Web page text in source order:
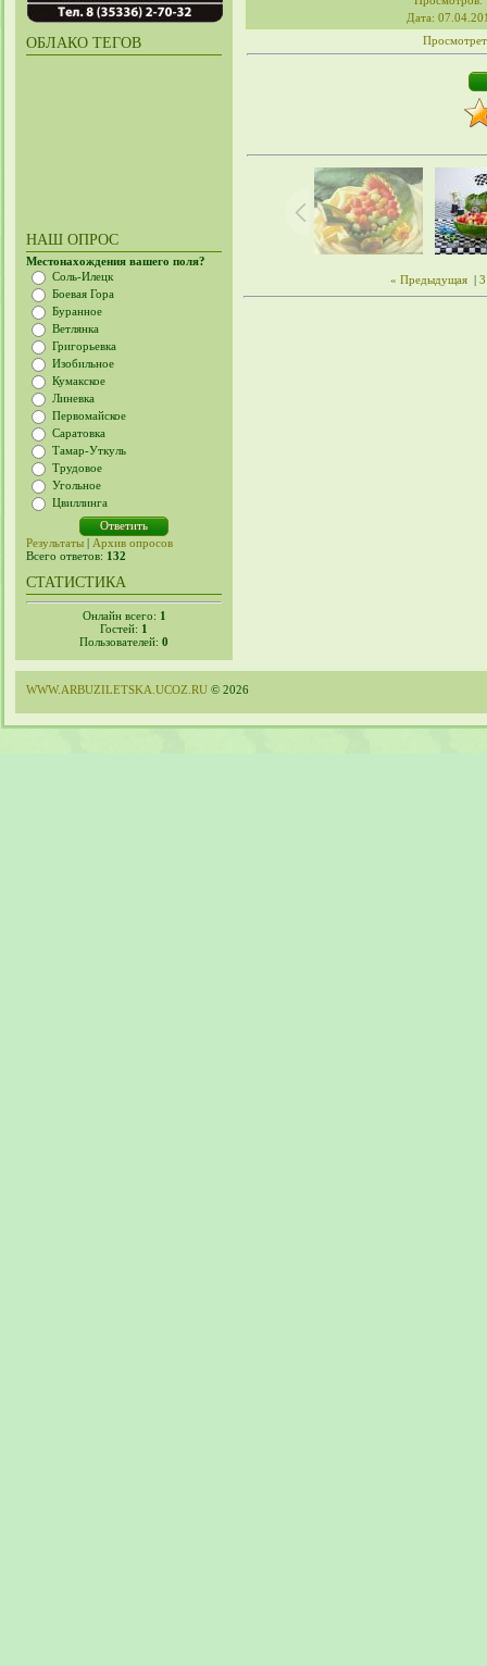
ОБЛАКО ТЕГОВ
НАШ ОПРОС
Местонахождения вашего поля?
Соль-Илецк
Боевая Гора
Буранное
Ветлянка
Григорьевка
Изобильное
Кумакское
Линевка
Первомайское
Саратовка
Тамар-Уткуль
Трудовое
Угольное
Цвиллинга
Результаты | Архив опросов
Всего ответов: 132
СТАТИСТИКА
Онлайн всего: 1
Гостей: 1
Пользователей: 0
Дата:
« Предыдущая | 3
WWW.ARBUZILETSKA.UCOZ.RU © 2026